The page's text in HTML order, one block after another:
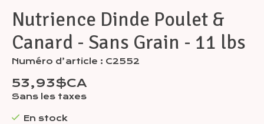
Nutrience Dinde Poulet &
Canard - Sans Grain - 11 lbs
Numéro d’article : C2552
53,93$CA
Sans les taxes
En stock